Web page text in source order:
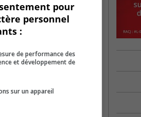
pour
personnel
:
de performance des
et développement de
sur un appareil